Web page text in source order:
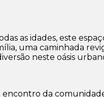
as idades, este
uma caminhada
neste oásis
da